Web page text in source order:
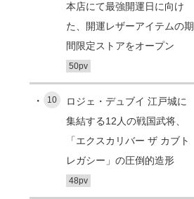
本店にて最強開運日に向け
た、開運レザーアイテムの期
間限定ストアをオープン
50pv
10
ロジェ・デュブイ 江戸城に
集結する12人の戦国武将、
「エクスカリバー ザ カブト
レガシー」の圧倒的造形
48pv